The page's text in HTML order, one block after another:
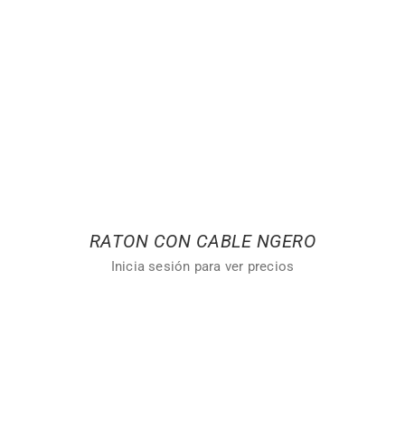
RATON CON CABLE NGERO
Inicia sesión para ver precios